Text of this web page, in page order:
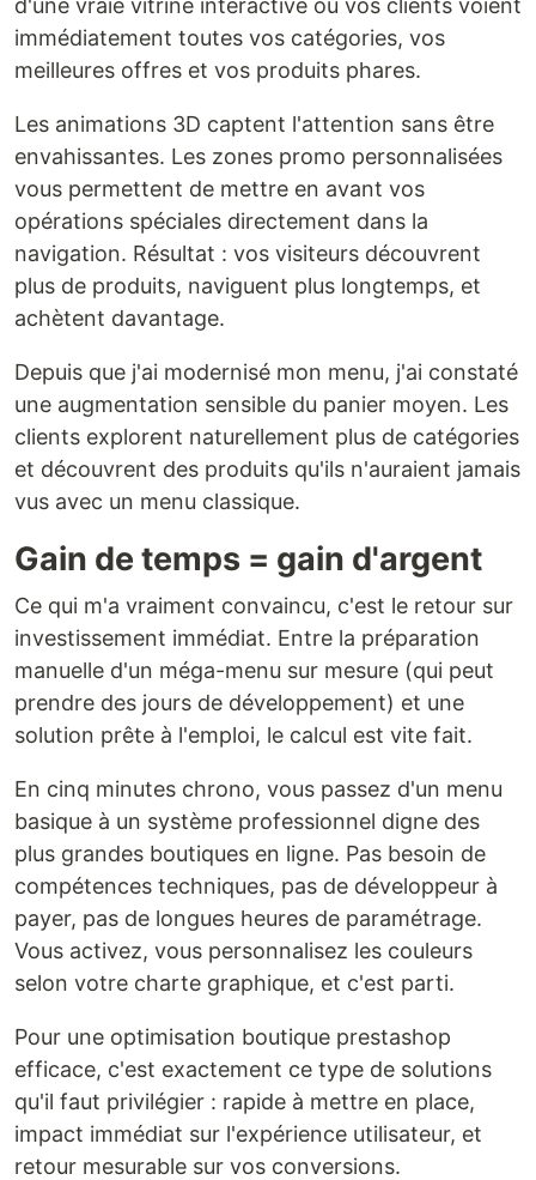
immédiatement toutes vos catégories, vos
meilleures offres et vos produits phares.
Les animations 3D captent l'attention sans être
envahissantes. Les zones promo personnalisées
vous permettent de mettre en avant vos
opérations spéciales directement dans la
navigation. Résultat : vos visiteurs découvrent
plus de produits, naviguent plus longtemps, et
achètent davantage.
Depuis que j'ai modernisé mon menu, j'ai constaté
une augmentation sensible du panier moyen. Les
clients explorent naturellement plus de catégories
et découvrent des produits qu'ils n'auraient jamais
vus avec un menu classique.
Gain de temps = gain d'argent
Ce qui m'a vraiment convaincu, c'est le retour sur
investissement immédiat. Entre la préparation
manuelle d'un méga-menu sur mesure (qui peut
prendre des jours de développement) et une
solution prête à l'emploi, le calcul est vite fait.
En cinq minutes chrono, vous passez d'un menu
basique à un système professionnel digne des
plus grandes boutiques en ligne. Pas besoin de
compétences techniques, pas de développeur à
payer, pas de longues heures de paramétrage.
Vous activez, vous personnalisez les couleurs
selon votre charte graphique, et c'est parti.
Pour une optimisation boutique prestashop
efficace, c'est exactement ce type de solutions
qu'il faut privilégier : rapide à mettre en place,
impact immédiat sur l'expérience utilisateur, et
retour mesurable sur vos conversions.